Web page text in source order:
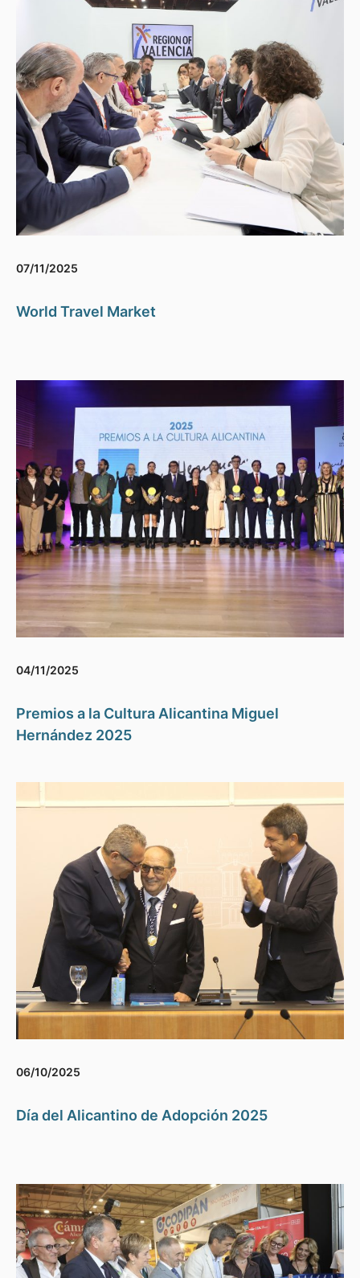
07/11/2025
World Travel Market
04/11/2025
Premios a la Cultura Alicantina Miguel
Hernández 2025
06/10/2025
Día del Alicantino de Adopción 2025